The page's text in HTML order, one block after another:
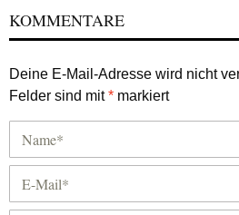
KOMMENTARE
Deine E-Mail-Adresse wird nicht
Felder sind mit* markiert